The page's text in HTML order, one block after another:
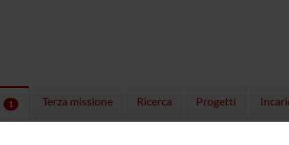
1 Terza missione Ricerca Progetti